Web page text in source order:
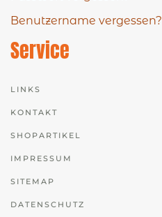
Benutzername vergessen?
Service
LINKS
KONTAKT
SHOPARTIKEL
IMPRESSUM
SITEMAP
DATENSCHUTZ